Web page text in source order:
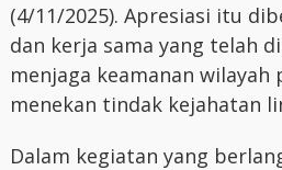
(4/11/2025). Apresiasi itu
dan kerja sama yang telah
menjaga keamanan
menekan tindak kejahatan
Dalam kegiatan yang